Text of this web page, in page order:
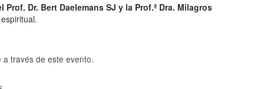
Dr. Bert Daelemans SJ y la Prof.ª Dra. Milagros
través de este evento.